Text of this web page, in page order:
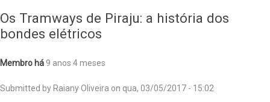
Os Tramways de Piraju: a história dos
bondes elétricos
Membro há 9 anos 4 meses
Submitted by Raiany Oliveira on qua, 03/05/2017 - 15:02